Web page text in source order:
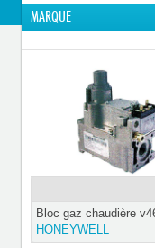
MARQUE
Bloc gaz chaudière
HONEYWELL